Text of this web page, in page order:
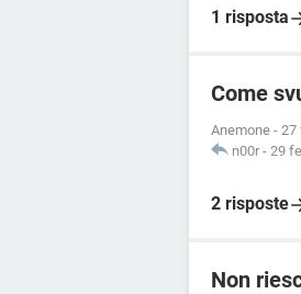
1 risposta
Come
Anemone - 27
n00r - 29
2 risposte
Non